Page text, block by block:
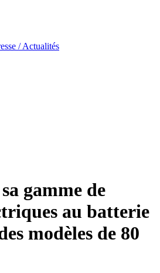
/ Actualités
gamme de
au batterie
modèles de 80